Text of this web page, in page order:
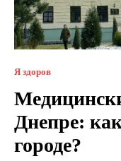
Я здоров
Днепре:
городе?